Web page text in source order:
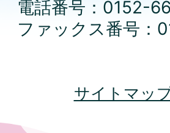
電話番号：0152-
ファックス番号：
サイトマッ